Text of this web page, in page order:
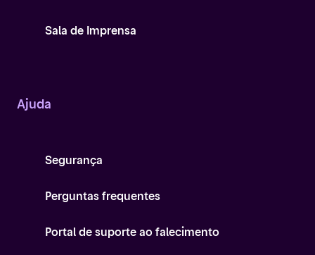
Sala de Imprensa
Ajuda
Segurança
Perguntas frequentes
Portal de suporte ao falecimento